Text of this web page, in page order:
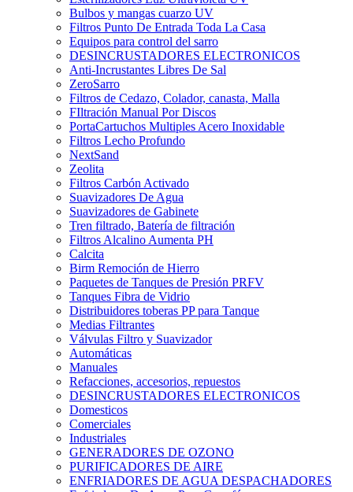
Bulbos y mangas cuarzo UV
Filtros Punto De Entrada Toda La Casa
Equipos para control del sarro
DESINCRUSTADORES ELECTRONICOS
Anti-Incrustantes Libres De Sal
ZeroSarro
Filtros de Cedazo, Colador, canasta, Malla
FIltración Manual Por Discos
PortaCartuchos Multiples Acero Inoxidable
Filtros Lecho Profundo
NextSand
Zeolita
Filtros Carbón Activado
Suavizadores De Agua
Suavizadores de Gabinete
Tren filtrado, Batería de filtración
Filtros Alcalino Aumenta PH
Calcita
Birm Remoción de Hierro
Paquetes de Tanques de Presión PRFV
Tanques Fibra de Vidrio
Distribuidores toberas PP para Tanque
Medias Filtrantes
Válvulas Filtro y Suavizador
Automáticas
Manuales
Refacciones, accesorios, repuestos
DESINCRUSTADORES ELECTRONICOS
Domesticos
Comerciales
Industriales
GENERADORES DE OZONO
PURIFICADORES DE AIRE
ENFRIADORES DE AGUA DESPACHADORES